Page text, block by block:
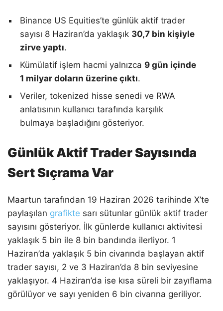
Binance US Equities’te günlük aktif trader
sayısı 8 Haziran’da yaklaşık 30,7 bin kişiyle
zirve yaptı.
Kümülatif işlem hacmi yalnızca 9 gün içinde
1 milyar doların üzerine çıktı.
Veriler, tokenized hisse senedi ve RWA
anlatısının kullanıcı tarafında karşılık
bulmaya başladığını gösteriyor.
Günlük Aktif Trader Sayısında
Sert Sıçrama Var
Maartun tarafından 19 Haziran 2026 tarihinde X’te
paylaşılan grafikte sarı sütunlar günlük aktif trader
sayısını gösteriyor. İlk günlerde kullanıcı aktivitesi
yaklaşık 5 bin ile 8 bin bandında ilerliyor. 1
Haziran’da yaklaşık 5 bin civarında başlayan aktif
trader sayısı, 2 ve 3 Haziran’da 8 bin seviyesine
yaklaşıyor. 4 Haziran’da ise kısa süreli bir zayıflama
görülüyor ve sayı yeniden 6 bin civarına geriliyor.